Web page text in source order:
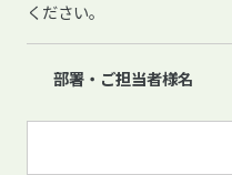
ください。
部署・ご担当者様名